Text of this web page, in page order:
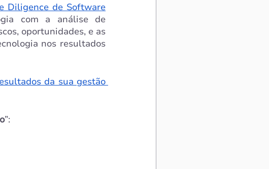
Diligence de Software
com a análise de
oportunidades, e as
nos resultados
da sua gestão
”: